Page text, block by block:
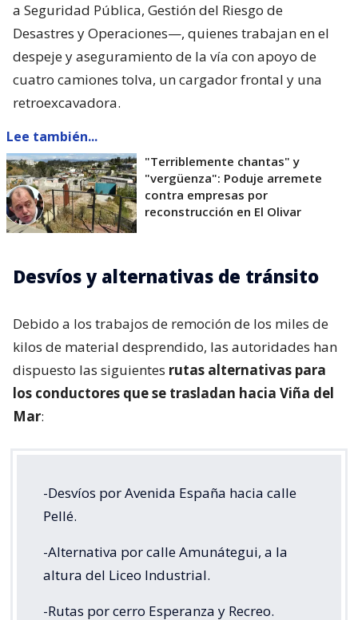
a Seguridad Pública, Gestión del Riesgo de
Desastres y Operaciones—, quienes trabajan en el
despeje y aseguramiento de la vía con apoyo de
cuatro camiones tolva, un cargador frontal y una
retroexcavadora.
Lee también...
"Terriblemente chantas" y
"vergüenza": Poduje arremete
contra empresas por
reconstrucción en El Olivar
Desvíos y alternativas de tránsito
Debido a los trabajos de remoción de los miles de
kilos de material desprendido, las autoridades han
dispuesto las siguientes rutas alternativas para
los conductores que se trasladan hacia Viña del
Mar:
-Desvíos por Avenida España hacia calle
Pellé.
-Alternativa por calle Amunátegui, a la
altura del Liceo Industrial.
-Rutas por cerro Esperanza y Recreo.